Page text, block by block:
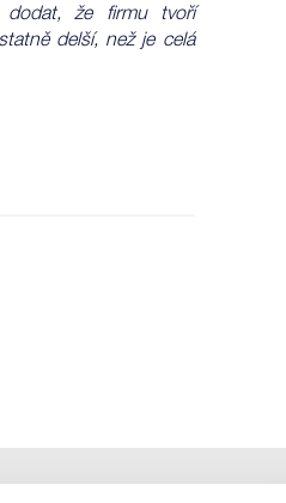
dodat, že firmu tvoří
delší, než je celá